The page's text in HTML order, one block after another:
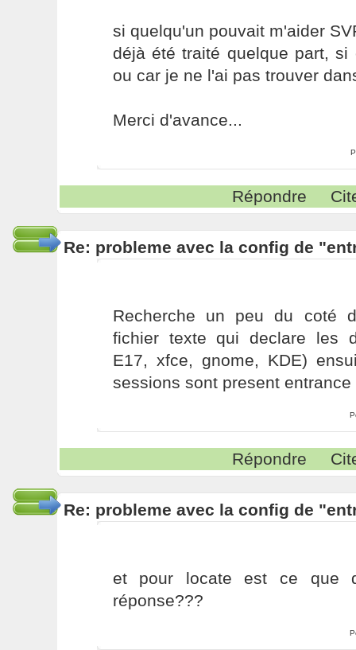
si quelqu'un pouvait m'aider
déjà été traité quelque part, si
ou car je ne l'ai pas trouver
Merci d'avance...
Répondre
Re: probleme avec la config de
Recherche un peu du coté
fichier texte qui declare les
E17, xfce, gnome, KDE)
sessions sont present
Répondre
Re: probleme avec la config de
et pour locate est ce que
réponse???